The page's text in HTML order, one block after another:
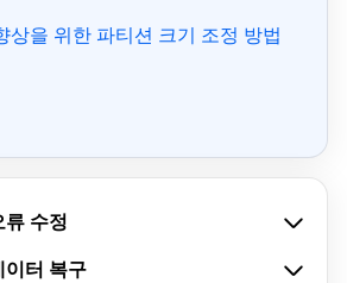
상을 위한 파티션 크기 조정 방법
수정
터 복구